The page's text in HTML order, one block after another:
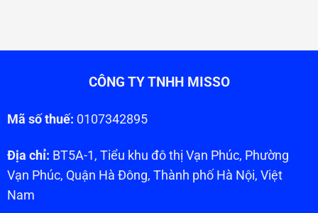
CÔNG TY TNHH MISSO
Mã số thuế: 0107342895
Địa chỉ: BT5A-1, Tiểu khu đô thị Vạn Phúc, Phường
Vạn Phúc, Quận Hà Đông, Thành phố Hà Nội, Việt
Nam